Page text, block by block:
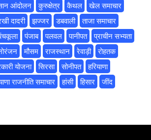
आंदोलन कुरुक्षेत्र कैथल
खेल समाचार
दादरी झज्जर डबवाली
ताजा समाचार
पंजाब पलवल पानीपत
प्राचीन सभ्यता
मौसम राजस्थान रेवाड़ी
रोहतक
योजना सिरसा सोनीपत
हरियाणा
राजनीति समाचार हांसी हिसार
‌जींद